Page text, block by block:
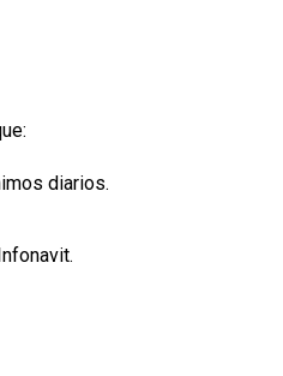
diarios.